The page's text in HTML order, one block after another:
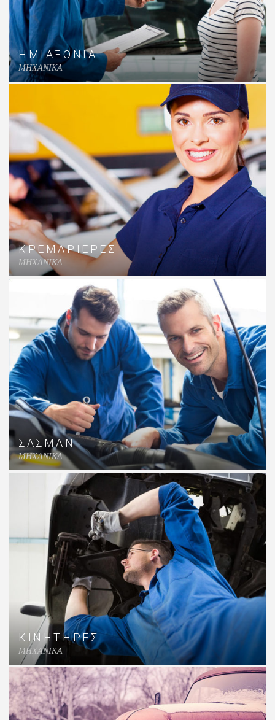
ΗΜΙΑΞΟΝΙΑ
MHXANIKA
ΚΡΕΜΑΡΙΕΡΕΣ
MHXANIKA
ΣΑΣΜΑΝ
MHXANIKA
ΚΙΝΗΤΗΡΕΣ
MHXANIKA